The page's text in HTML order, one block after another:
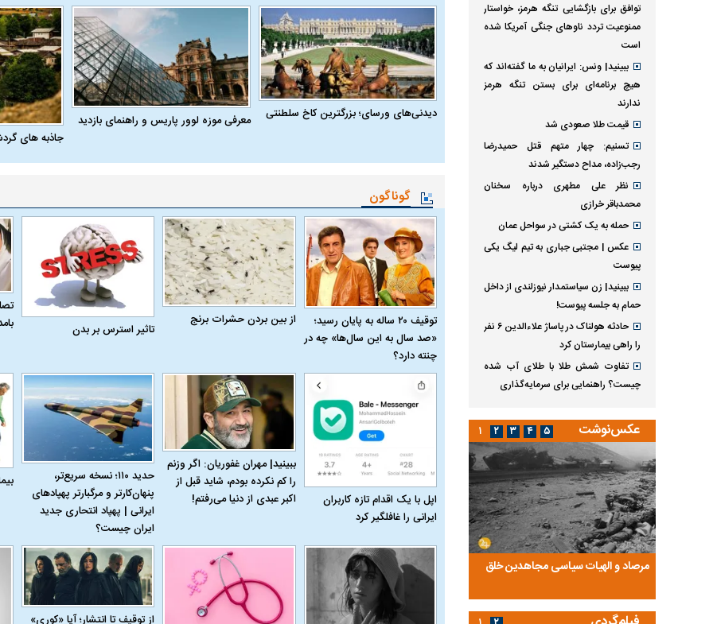
دیدنی‌های ورسای؛ بزرگترین کاخ سلطنتی
معرفی موزه لوور پاریس و راهنمای بازدید
جاذبه های
گوناگون
توقیف ۲۰ ساله به پایان رسید؛
«صد سال به این سال‌ها» چه در
چنته دارد؟
از بین بردن حشرات برنج
تاثیر استرس بر بدن
اپل با یک اقدام تازه کاربران
ایرانی را غافلگیر کرد
ببینید| مهران غفوریان: اگر وزنم
را کم نکرده بودم، شاید قبل از
اکبر عبدی از دنیا می‌رفتم!
حدید ۱۱۰؛ نسخه سریع‌تر،
پنهان‌کارتر و مرگبارتر پهپادهای
ایرانی | پهپاد انتحاری جدید
ایران چیست؟
از توقیف تا انتشار؛ آیا «کوری»
توافق برای بازگشایی تنگه هرمز، خواستار
ممنوعیت تردد ناو‌های جنگی آمریکا شده
است
ببینید| ونس: ایرانیان به ما گفته‌اند که
هیچ برنامه‌ای برای بستن تنگه هرمز
ندارند
قیمت طلا صعودی شد
تسنیم: چهار متهم قتل حمیدرضا
رجب‌زاده، مداح دستگیر شدند
نظر علی مطهری درباره سخنان
محمدباقر خرازی
حمله به یک کشتی در سواحل عمان
عکس | مجتبی جباری به تیم لیگ یکی
پیوست
ببینید| زن سیاستمدار نیوزلندی از داخل
حمام به جلسه پیوست!
حادثه هولناک در پاساژ علاءالدین ۶ نفر
را راهی بیمارستان کرد
تفاوت شمش طلا با طلای آب شده
چیست؟ راهنمایی برای سرمایه‌گذاری
عکس‌نوشت
مرصاد و الهیات سیاسی مجاهدین خلق
آخرین پرده از حیات سیاسی یک سلسله |
روایتی از آخرین مصاحبه‌ی شاه در ایران
ریشه‌های عزاداری ماه محرم در فرهنگ
و تاریخ ایران
عزاداری ماه
انجام می‌شد؟
۱ ۲ ۳ ۴ ۵